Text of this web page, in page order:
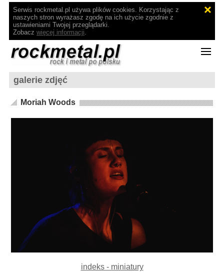
Serwis rockmetal.pl używa plików cookies. Korzystając z
naszych stron wyrażasz zgodę na ich użycie zgodnie z
ustawieniami Twojej przeglądarki.
Zobacz więcej informacji.
galerie zdjęć
Moriah Woods
indeks - miniatury